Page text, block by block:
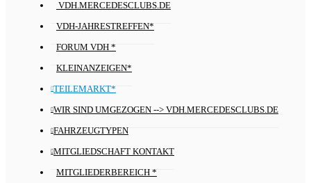
VDH.MERCEDESCLUBS.DE
VDH-JAHRESTREFFEN*
FORUM VDH *
KLEINANZEIGEN*
TEILEMARKT*
WIR SIND UMGEZOGEN --> VDH.MERCEDESCLUBS.DE
FAHRZEUGTYPEN
MITGLIEDSCHAFT KONTAKT
MITGLIEDERBEREICH *